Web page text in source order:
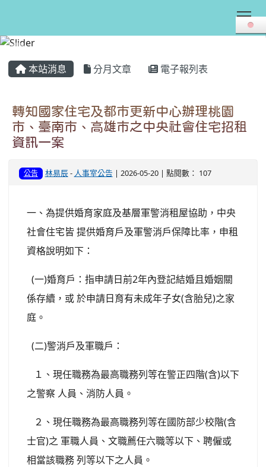
本站消息 分月文章 電子報列表
轉知國家住宅及都市更新中心辦理桃園
市、臺南市、高雄市之中央社會住宅招租
資訊一案
公告 林易辰- 人事室公告 | 2026-05-20 | 點閱數： 107
一、為提供婚育家庭及基層軍警消租屋協助，中央
社會住宅皆 提供婚育戶及軍警消戶保障比率，申租
資格說明如下：
(一)婚育戶：指申請日前2年內登記結婚且婚姻關
係存續，或 於申請日育有未成年子女(含胎兒)之家
庭。
(二)警消戶及軍職戶：
１、現任職務為最高職務列等在警正四階(含)以下
之警察 人員、消防人員。
２、現任職務為最高職務列等在國防部少校階(含
士官)之 軍職人員、文職薦任六職等以下、聘僱或
相當該職務 列等以下之人員。